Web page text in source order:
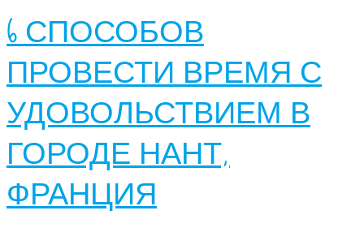
6 СПОСОБОВ
ПРОВЕСТИ ВРЕМЯ С
УДОВОЛЬСТВИЕМ В
ГОРОДЕ НАНТ,
ФРАНЦИЯ